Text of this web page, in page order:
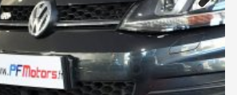
Next